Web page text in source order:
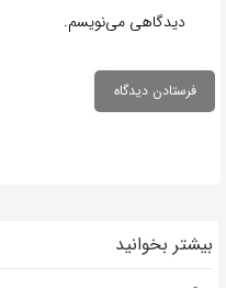
دیدگاهی می‌نویسم.
بیشتر بخوانید